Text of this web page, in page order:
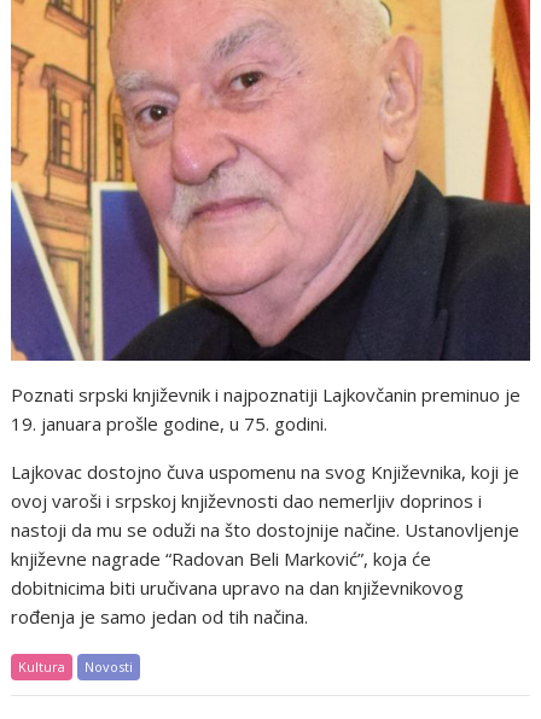
Poznati srpski književnik i najpoznatiji Lajkovčanin preminuo je
19. januara prošle godine, u 75. godini.
Lajkovac dostojno čuva uspomenu na svog Književnika, koji je
ovoj varoši i srpskoj književnosti dao nemerljiv doprinos i
nastoji da mu se oduži na što dostojnije načine. Ustanovljenje
književne nagrade “Radovan Beli Marković”, koja će
dobitnicima biti uručivana upravo na dan književnikovog
rođenja je samo jedan od tih načina.
Kultura Novosti